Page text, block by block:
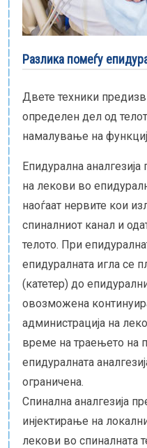
Разлика помеѓу
Двете техники
определен дел од
намалување на
Епидурална
на лекови во
наоѓаат нервите кои
спиналниот канал и
телото. При
епидуралната игла се
(катетер) до
овозможена
администрација на
време на траењето на
епидуралната
ограничена.
Спинална аналгезија
инјектирање на
лекови во спиналната